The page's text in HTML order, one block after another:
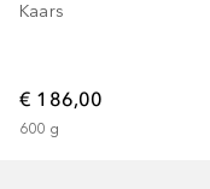
Kaars
€ 186,00
600 g